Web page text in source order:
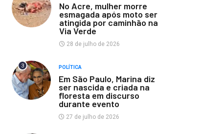
No Acre, mulher morre
esmagada após moto ser
atingida por caminhão na
Via Verde
28 de julho de 2026
3 POLÍTICA
Em São Paulo, Marina diz
ser nascida e criada na
floresta em discurso
durante evento
27 de julho de 2026